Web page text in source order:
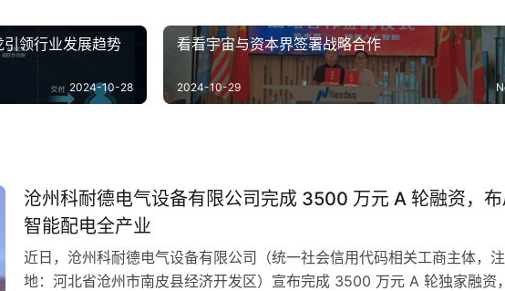
领行业发展趋势
2024-10-28
看看宇宙与资本界签署战略合作
2024-10-29
沧州科耐德电气设备有限公司完成 3500 万元 A 轮融资，
智能配电全产业
近日，沧州科耐德电气设备有限公司（统一社会信用代码相关工商主体，
地：河北省沧州市南皮县经济开发区）宣布完成 3500 万元 A 轮独家融资